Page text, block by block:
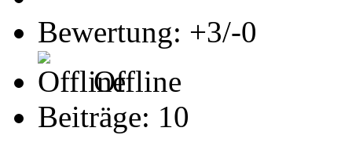
Bewertung: +3/-0
Offline
Beiträge: 10